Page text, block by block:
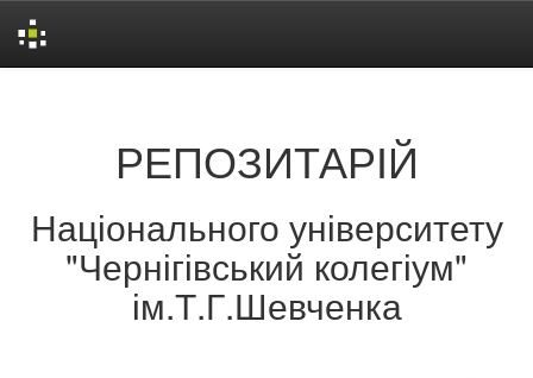
РЕПОЗИТАРІЙ
Національного університету
"Чернігівський колегіум"
ім.Т.Г.Шевченка